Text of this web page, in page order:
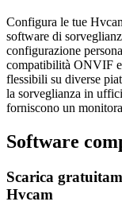
Configura le tue
software di
configurazione
compatibilità ONVIF
flessibili su diverse
la sorveglianza in
forniscono un
Software
Scarica
Hvcam